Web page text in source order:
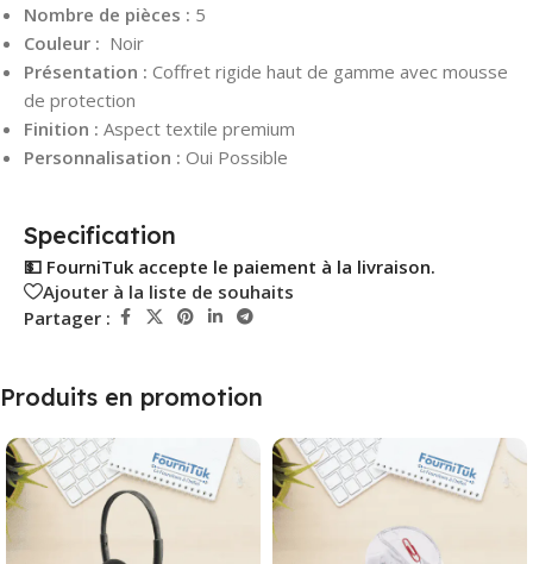
Nombre de pièces : 5
Couleur : Noir
Présentation : Coffret rigide haut de gamme avec mousse
de protection
Finition : Aspect textile premium
Personnalisation : Oui Possible
Specification
💵 FourniTuk accepte le paiement à la livraison.
Ajouter à la liste de souhaits
Partager :
Produits en promotion